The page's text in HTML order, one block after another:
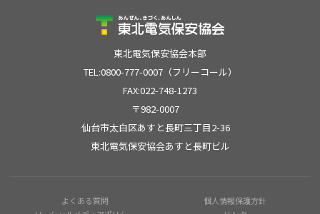
東北電気保安協会本部
TEL:0800-777-0007（フリーコール）
FAX:022-748-1273
〒982-0007
仙台市太白区あすと長町三丁目2-36
東北電気保安協会あすと長町ビル
よくある質問
個人情報保護方針